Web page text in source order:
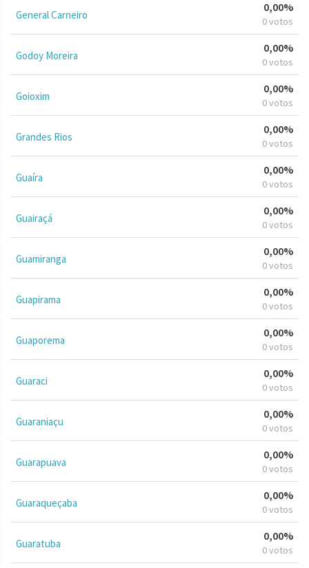
General Carneiro
0,00%
0 votos
Godoy Moreira
0,00%
0 votos
Goioxim
0,00%
0 votos
Grandes Rios
0,00%
0 votos
Guaíra
0,00%
0 votos
Guairaçá
0,00%
0 votos
Guamiranga
0,00%
0 votos
Guapirama
0,00%
0 votos
Guaporema
0,00%
0 votos
Guaraci
0,00%
0 votos
Guaraniaçu
0,00%
0 votos
Guarapuava
0,00%
0 votos
Guaraqueçaba
0,00%
0 votos
Guaratuba
0,00%
0 votos